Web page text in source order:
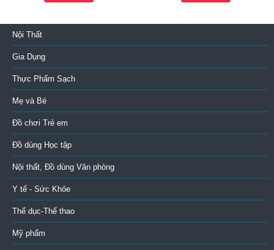
Nội Thất
Gia Dụng
Thực Phẩm Sạch
Mẹ và Bé
Đồ chơi Trẻ em
Đồ dùng Học tập
Nội thất, Đồ dùng Văn phòng
Y tế - Sức Khỏe
Thể dục-Thể thao
Mỹ phẩm